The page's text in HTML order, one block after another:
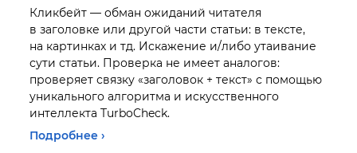
Кликбейт — обман ожиданий читателя
в заголовке или другой части статьи: в тексте,
на картинках и тд. Искажение и/либо утаивание
сути статьи. Проверка не имеет аналогов:
проверяет связку «заголовок + текст» с помощью
уникального алгоритма и искусственного
интеллекта TurboCheck.
Подробнее ›